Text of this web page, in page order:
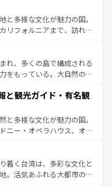
けでなく町歩きも満喫する
いため物価も高いが、旅行
スもあり、うまく活用すれ
と多様な文化が魅力の国。
リフォルニアまで、訪れる
ョッピング、エンターテイ
ポットだ。一方、アメリカ
ンドキャニオンやイエロー
楽と美食が融合した独特の
の各地域で異なる魅力を楽
な歴史を感じることができ
プや列車の旅も、アメリカ
れ、多くの島で構成される
をもっている。大自然の神
番の観光地といえばオアフ
らマウイ島やカウアイ島が
に輝く海をはじめ、豊かな
アロハスピリット」と呼ば
やハワイアンミュージッ
すべてがハワイの魅力を彩
発見と感動が待っているハ
と観光ガイド・有名観
と多様な文化が魅力の国。
ニー・オペラハウス、オー
えるウルル（エアーズロッ
林やケアンズの熱帯雨林な
、カフェやワイン、オージ
着く台湾は、多彩な文化と
。活気あふれる大都市の台